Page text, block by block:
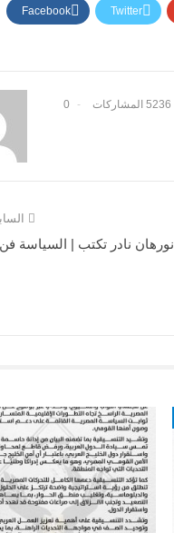
Facebook Twitter
5236 المشاركات 0
نورهان نادر تكتب | السياسة